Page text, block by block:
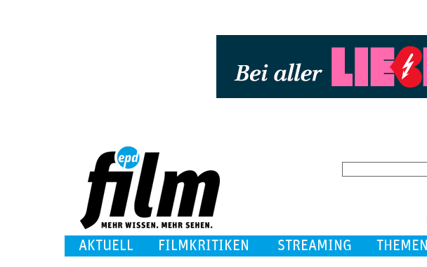
AKTUELL FILMKRITIKEN STREAMING THEMEN